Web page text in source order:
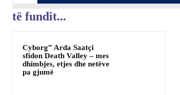
të fundit...
Cyborg” Arda Saatçi
sfidon Death Valley – mes
dhimbjes, etjes dhe netëve
pa gjumë